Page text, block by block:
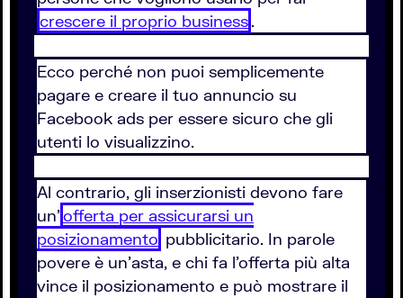
crescere il proprio business.
Ecco perché non puoi semplicemente
pagare e creare il tuo annuncio su
Facebook ads per essere sicuro che gli
utenti lo visualizzino.
Al contrario, gli inserzionisti devono fare
un’offerta per assicurarsi un
posizionamento pubblicitario. In parole
povere è un’asta, e chi fa l’offerta più alta
vince il posizionamento e può mostrare il